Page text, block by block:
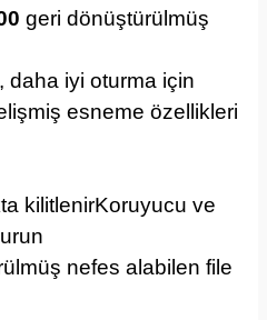
geri dönüştürülmüş
daha iyi oturma için
esneme özellikleri
kilitlenirKoruyucu ve
nefes alabilen file